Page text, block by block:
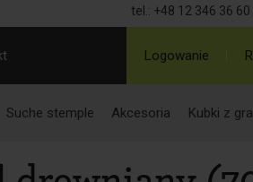
tel.: +48 12 346 36 60
Logowanie
Suche stemple Akcesoria Kubki z